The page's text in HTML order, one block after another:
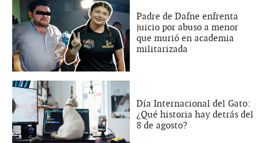
Padre de Dafne enfrenta
juicio por abuso a menor
que murió en academia
militarizada
Día Internacional del Gato:
¿Qué historia hay detrás del
8 de agosto?